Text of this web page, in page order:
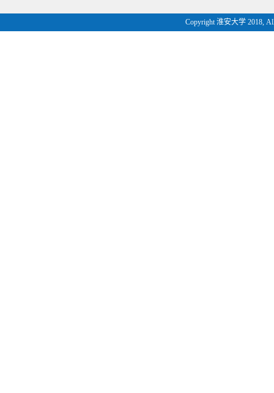
Copyright 淮安大学 2018,